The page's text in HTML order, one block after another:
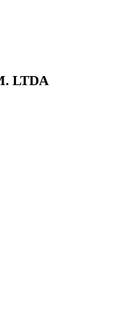
LTDA